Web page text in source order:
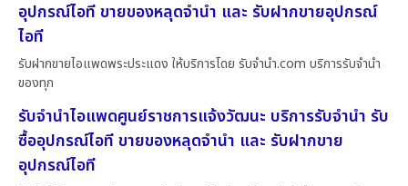
อุปกรณ์ไอที ขายของหลุดจำนำ และ รับฝากขายอุปกรณ์
ไอที
รับฝากขายไอแพดพระประแดง ให้บริการโดย รับจํานํา.com บริการรับจำนำ
ของทุก
รับจำนำไอแพดศูนย์ราชการแจ้งวัฒนะ บริการรับจำนำ รับ
ซื้ออุปกรณ์ไอที ขายของหลุดจำนำ และ รับฝากขาย
อุปกรณ์ไอที